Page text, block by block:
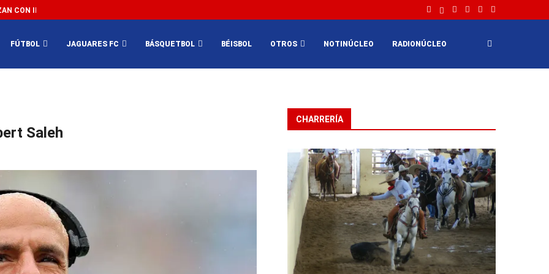
CON IMPEDIR EL MÉXICO VS SUDÁFRICA...
FÚTBOL JAGUARES FC BÁSQUETBOL BÉISBOL OTROS NOTINÚCLEO RADIONÚCLEO
Saleh
CHARRERÍA